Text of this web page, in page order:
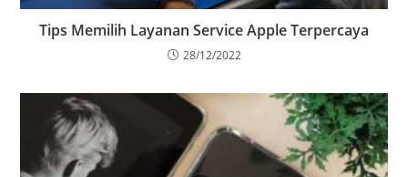
Tips Memilih Layanan Service Apple Terpercaya
28/12/2022